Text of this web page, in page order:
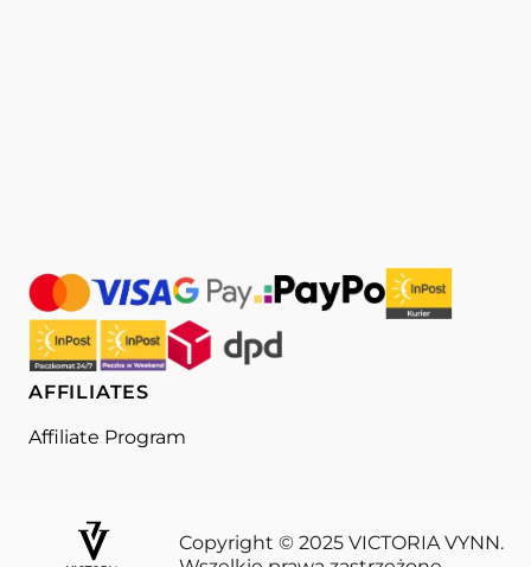
AFFILIATES
Affiliate Program
Copyright © 2025 VICTORIA VYNN.